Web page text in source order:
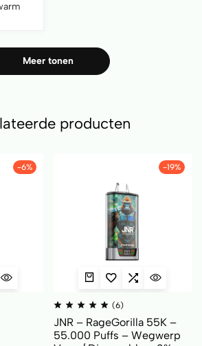
Meer tonen
producten
-6% -19%
(6)
JNR – RageGorilla 55K –
55.000 Puffs – Wegwerp